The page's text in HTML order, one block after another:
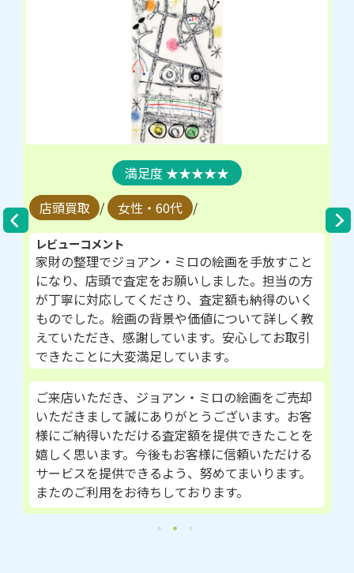
★★★★★
店頭買取 / 女性・60代 /
レビューコメント
家財の整理でジョアン・ミロの絵画を手放すこと
になり、店頭で査定をお願いしました。担当の方
が丁寧に対応してくださり、査定額も納得のいく
ものでした。絵画の背景や価値について詳しく教
えていただき、感謝しています。安心してお取引
できたことに大変満足しています。
ご来店いただき、ジョアン・ミロの絵画をご売却
いただきまして誠にありがとうございます。お客
様にご納得いただける査定額を提供できたことを
嬉しく思います。今後もお客様に信頼いただける
サービスを提供できるよう、努めてまいります。
またのご利用をお待ちしております。